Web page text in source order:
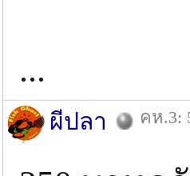
...
ผีปลา คห.3: